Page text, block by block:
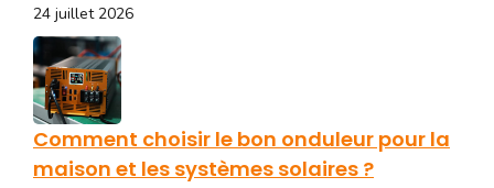
24 juillet 2026
Comment choisir le bon onduleur pour la
maison et les systèmes solaires ?